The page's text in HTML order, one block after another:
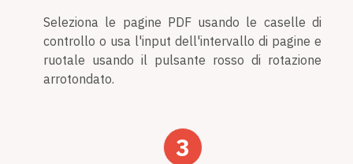
Seleziona le pagine PDF usando le caselle di
controllo o usa l'input dell'intervallo di pagine e
ruotale usando il pulsante rosso di rotazione
arrotondato.
3